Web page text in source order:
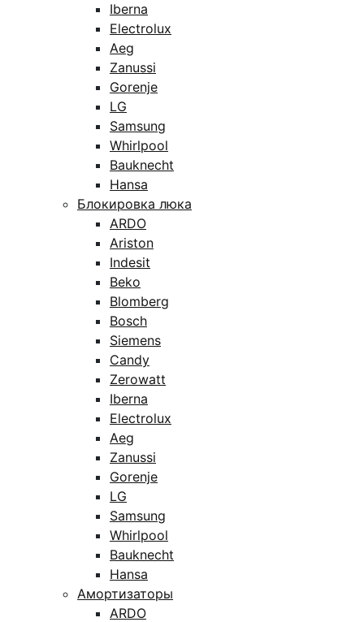
Iberna
Electrolux
Aeg
Zanussi
Gorenje
LG
Samsung
Whirlpool
Bauknecht
Hansa
Блокировка люка
ARDO
Ariston
Indesit
Beko
Blomberg
Bosch
Siemens
Candy
Zerowatt
Iberna
Electrolux
Aeg
Zanussi
Gorenje
LG
Samsung
Whirlpool
Bauknecht
Hansa
Амортизаторы
ARDO